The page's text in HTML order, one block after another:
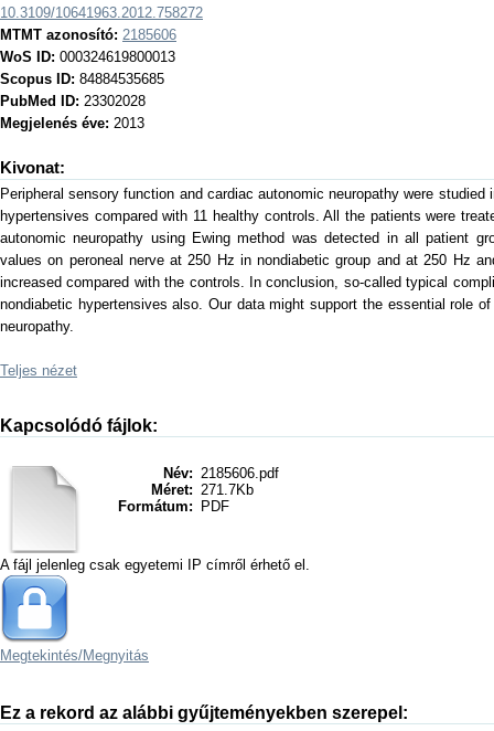
10.3109/10641963.2012.758272
MTMT azonosító: 2185606
WoS ID: 000324619800013
Scopus ID: 84884535685
PubMed ID: 23302028
Megjelenés éve: 2013
Kivonat:
Peripheral sensory function and cardiac autonomic neuropathy were
hypertensives compared with 11 healthy controls. All the patients were
autonomic neuropathy using Ewing method was detected in all patient
values on peroneal nerve at 250 Hz in nondiabetic group and at 250 Hz
increased compared with the controls. In conclusion, so-called typical
nondiabetic hypertensives also. Our data might support the essential role
neuropathy.
Teljes nézet
Kapcsolódó fájlok:
Név: 2185606.pdf
Méret: 271.7Kb
Formátum:
PDF
A fájl jelenleg csak egyetemi IP címről érhető el.
Megtekintés/Megnyitás
Ez a rekord az alábbi gyűjteményekben szerepel: